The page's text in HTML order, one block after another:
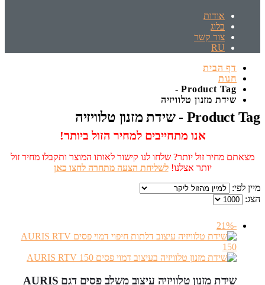
אודות
בלוג
צור קשר
RU
דף הבית
חנות
Product Tag -
שידת מזנון טלוויזיה
Product Tag - שידת מזנון טלוויזיה
אנו מתחייבים למחיר הזול ביותר!
מצאתם מחיר זול יותר? שלחו לנו קישור לאותו המוצר ותקבלו מחיר זול
יותר אצלנו!לשליחת הצעה מתחרה לחצו כאן
מיין לפי:
הצג:
-21%
שידת מזנון טלוויזיה עיצוב משלב פסים דגם AURIS